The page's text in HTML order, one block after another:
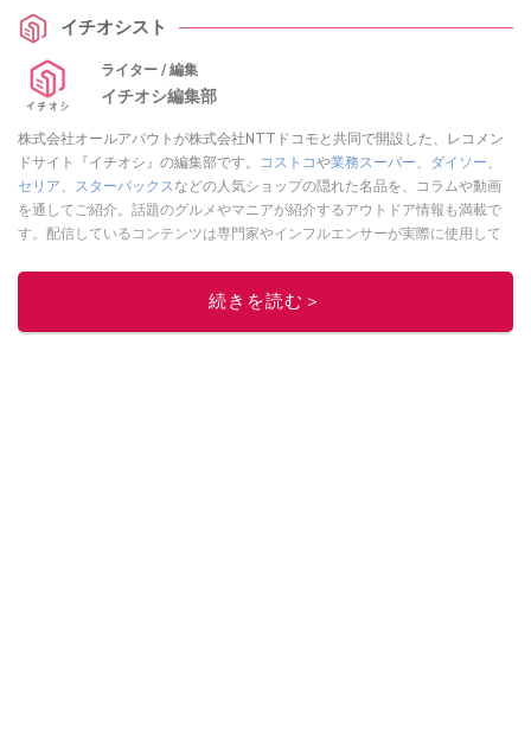
イチオシスト
ライター / 編集
イチオシ編集部
株式会社オールアバウトが株式会社NTTドコモと共同で開設した、レコメン
ドサイト『イチオシ』の編集部です。
コストコや業務スーパー ダイソー
セリア
スターバックス などの人気ショップの隠れた名品を、コラムや動画
を通してご紹介。話題のグルメやマニアが紹介するアウトドア情報も満載で
す。配信しているコンテンツは専門家やインフルエンサーが実際に使用して
ニュースでフォロー
続きを読む＞